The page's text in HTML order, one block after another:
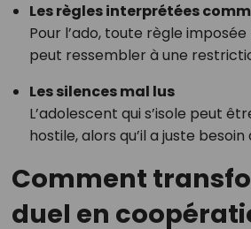
Les règles interprétées
Pour l’ado, toute règle
peut ressembler à une
Les silences mal lus
L’adolescent qui s’isole peut
hostile, alors qu’il a juste besoin
Comment
duel en